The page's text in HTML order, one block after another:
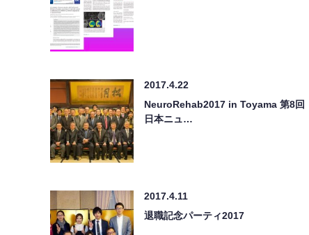
2017.4.22
NeuroRehab2017 in Toyama 第8回
日本ニュ…
2017.4.11
退職記念パーティ2017